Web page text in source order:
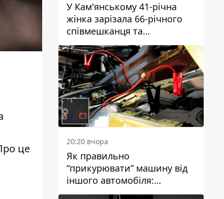
це
У Кам'янському 41-річна
жінка зарізала 66-річного
співмешканця та
намагалась обманути
поліцейських
20:20 вчора
Як правильно
“прикурювати” машину від
іншого автомобіля:
інструкція для водіїв